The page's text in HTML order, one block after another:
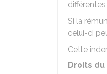
Si la
celui-ci
Cette
Droits